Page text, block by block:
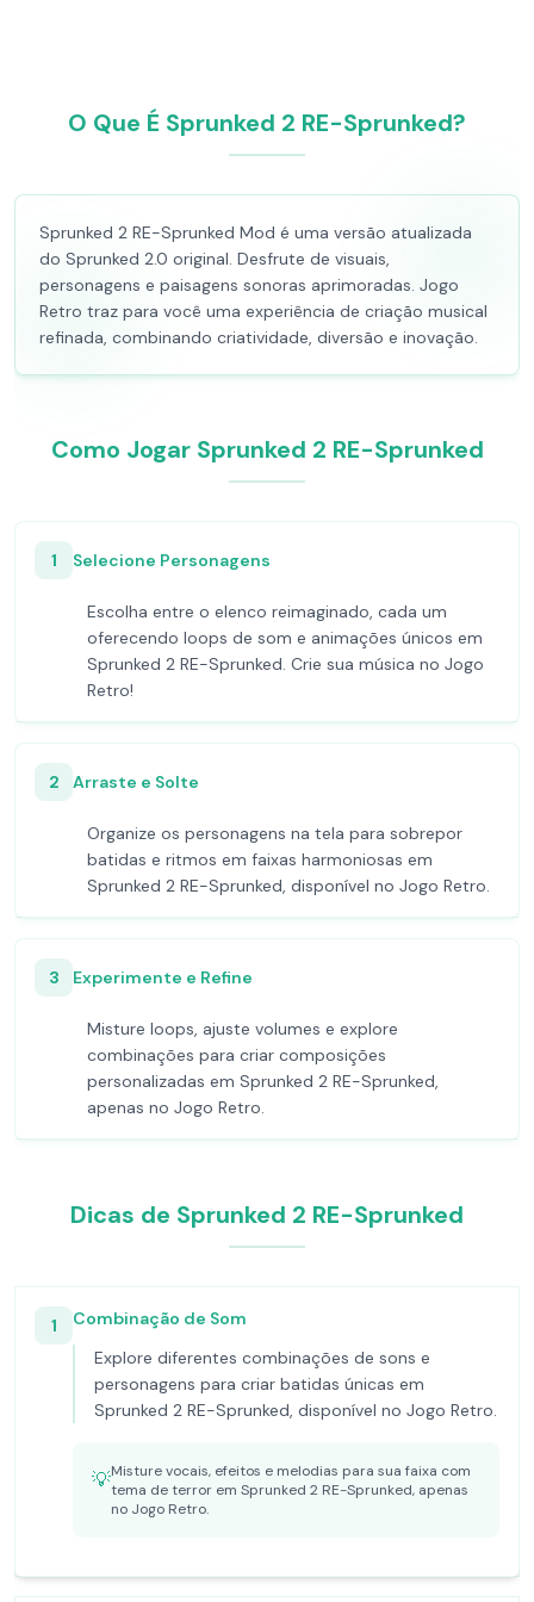
O Que É Sprunked 2 RE-Sprunked?
Sprunked 2 RE-Sprunked Mod é uma versão atualizada
do Sprunked 2.0 original. Desfrute de visuais,
personagens e paisagens sonoras aprimoradas. Jogo
Retro traz para você uma experiência de criação musical
refinada, combinando criatividade, diversão e inovação.
Como Jogar Sprunked 2 RE-Sprunked
1 Selecione Personagens
Escolha entre o elenco reimaginado, cada um
oferecendo loops de som e animações únicos em
Sprunked 2 RE-Sprunked. Crie sua música no Jogo
Retro!
2 Arraste e Solte
Organize os personagens na tela para sobrepor
batidas e ritmos em faixas harmoniosas em
Sprunked 2 RE-Sprunked, disponível no Jogo Retro.
3 Experimente e Refine
Misture loops, ajuste volumes e explore
combinações para criar composições
personalizadas em Sprunked 2 RE-Sprunked,
apenas no Jogo Retro.
Dicas de Sprunked 2 RE-Sprunked
1
Combinação de Som
Explore diferentes combinações de sons e
personagens para criar batidas únicas em
Sprunked 2 RE-Sprunked, disponível no Jogo Retro.
💡Misture vocais, efeitos e melodias para sua faixa com
tema de terror em Sprunked 2 RE-Sprunked, apenas
no Jogo Retro.